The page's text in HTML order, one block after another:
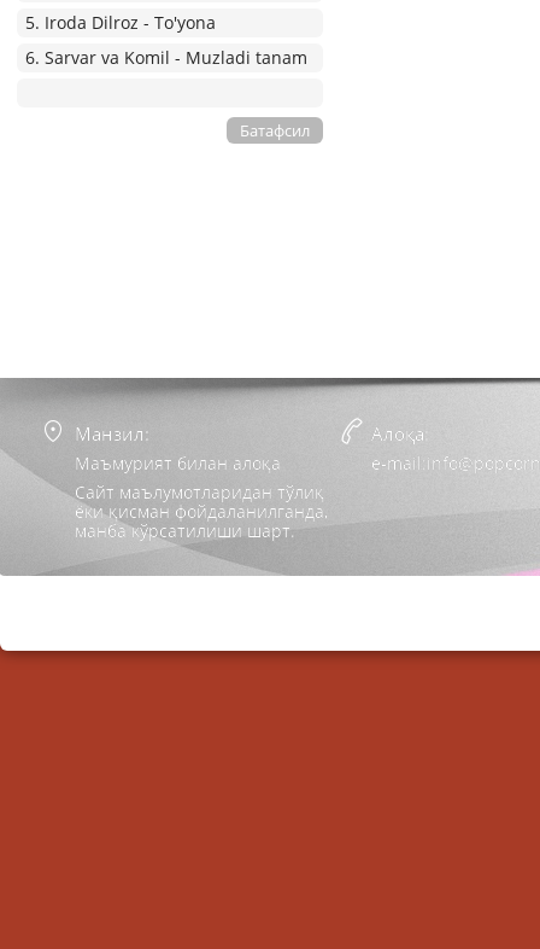
5. Iroda Dilroz - To'yona
6. Sarvar va Komil - Muzladi tanam
Батафсил
Манзил:
Маъмурият билан алоқа
Сайт маълумотларидан тўлиқ
ёки қисман фойдаланилганда,
манба кўрсатилиши шарт.
Алоқа:
e-